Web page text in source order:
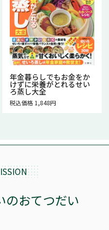
年金暮らしでもお金をか
けずに栄養がとれるせい
ろ蒸し大全
税込価格 1,848円
のおてつだい